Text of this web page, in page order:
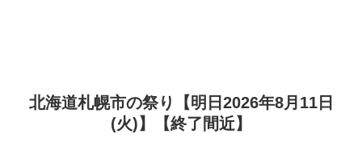
北海道札幌市の祭り【明日2026年8月11日
(火)】【終了間近】